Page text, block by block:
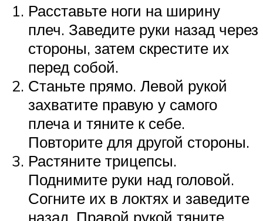
Расставьте ноги на ширину
плеч. Заведите руки назад через
стороны, затем скрестите их
перед собой.
Станьте прямо. Левой рукой
захватите правую у самого
плеча и тяните к себе.
Повторите для другой стороны.
Растяните трицепсы.
Поднимите руки над головой.
Согните их в локтях и заведите
назад. Правой рукой тяните